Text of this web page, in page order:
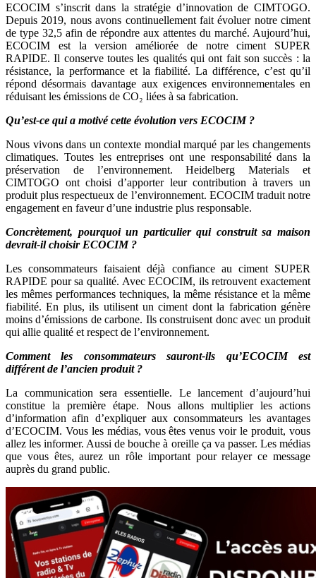
ECOCIM s’inscrit dans la stratégie d’innovation de CIMTOGO.
Depuis 2019, nous avons continuellement fait évoluer notre ciment
de type 32,5 afin de répondre aux attentes du marché. Aujourd’hui,
ECOCIM est la version améliorée de notre ciment SUPER
RAPIDE. Il conserve toutes les qualités qui ont fait son succès : la
résistance, la performance et la fiabilité. La différence, c’est qu’il
répond désormais davantage aux exigences environnementales en
réduisant les émissions de CO₂ liées à sa fabrication.
Qu’est-ce qui a motivé cette évolution vers ECOCIM ?
Nous vivons dans un contexte mondial marqué par les changements
climatiques. Toutes les entreprises ont une responsabilité dans la
préservation de l’environnement. Heidelberg Materials et
CIMTOGO ont choisi d’apporter leur contribution à travers un
produit plus respectueux de l’environnement. ECOCIM traduit notre
engagement en faveur d’une industrie plus responsable.
Concrètement, pourquoi un particulier qui construit sa maison
devrait-il choisir ECOCIM ?
Les consommateurs faisaient déjà confiance au ciment SUPER
RAPIDE pour sa qualité. Avec ECOCIM, ils retrouvent exactement
les mêmes performances techniques, la même résistance et la même
fiabilité. En plus, ils utilisent un ciment dont la fabrication génère
moins d’émissions de carbone. Ils construisent donc avec un produit
qui allie qualité et respect de l’environnement.
Comment les consommateurs sauront-ils qu’ECOCIM est
différent de l’ancien produit ?
La communication sera essentielle. Le lancement d’aujourd’hui
constitue la première étape. Nous allons multiplier les actions
d’information afin d’expliquer aux consommateurs les avantages
d’ECOCIM. Vous les médias, vous êtes venus voir le produit, vous
allez les informer. Aussi de bouche à oreille ça va passer. Les médias
que vous êtes, aurez un rôle important pour relayer ce message
auprès du grand public.